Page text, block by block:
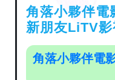
角落小夥伴電
新朋友LiTV
角落小夥伴電